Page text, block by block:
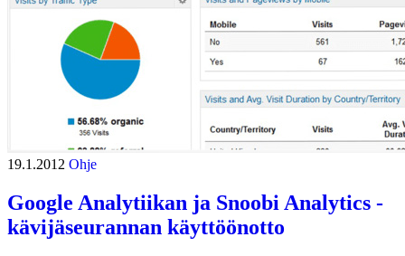
19.1.2012 Ohje
Google Analytiikan ja Snoobi Analytics -
kävijäseurannan käyttöönotto